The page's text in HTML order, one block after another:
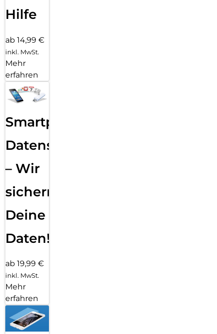
Hilfe
ab 14,99 €
inkl. MwSt.
Mehr
erfahren
Smartphone
Datensicherung
– Wir
sichern
Deine
Daten!
ab 19,99 €
inkl. MwSt.
Mehr
erfahren